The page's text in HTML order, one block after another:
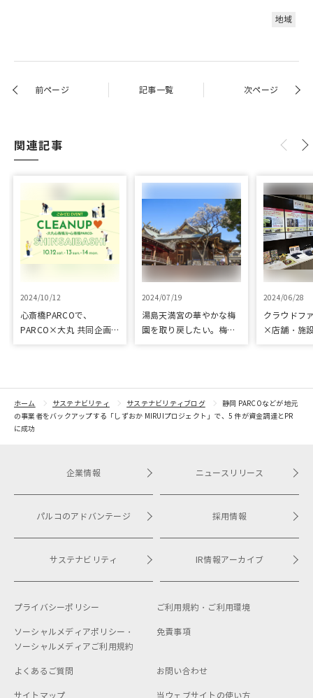
地域
前ページ 記事一覧 次ページ
関連記事
2024/10/12
心斎橋PARCOで、
PARCO×大丸 共同企画
開催！
2024/07/19
湯島天満宮の華やかな梅
園を取り戻したい。梅園
2024/06/28
クラウドフ
×店舗・施
トをピック
紹介
ホーム サステナビリティ サステナビリティブログ
静岡 PARCOなどが地元
の事業者をバックアップする「しずおか MIRUIプロジェクト」で、5 件が資金調達とPR
に成功
企業情報
パルコのアドバンテージ
サステナビリティ
ニュースリリース
採用情報
IR情報アーカイブ
プライバシーポリシー ご利用規約・ ご利用環境
ソーシャルメディアポリシー・
ソーシャルメディアご利用規約
免責事項
よくあるご質問 お問い合わせ
サイトマップ 当ウェブサイトの使い方